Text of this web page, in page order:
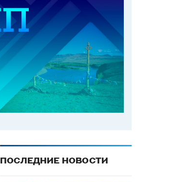
ПОСЛЕДНИЕ НОВОСТИ